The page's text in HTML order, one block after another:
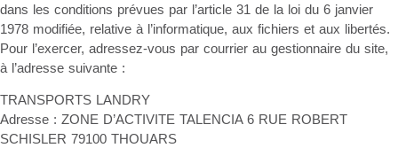
dans les conditions prévues par l’article 31 de la loi du 6 janvier
1978 modifiée, relative à l’informatique, aux fichiers et aux libertés.
Pour l’exercer, adressez-vous par courrier au gestionnaire du site,
à l’adresse suivante :
TRANSPORTS LANDRY
Adresse : ZONE D’ACTIVITE TALENCIA 6 RUE ROBERT
SCHISLER 79100 THOUARS